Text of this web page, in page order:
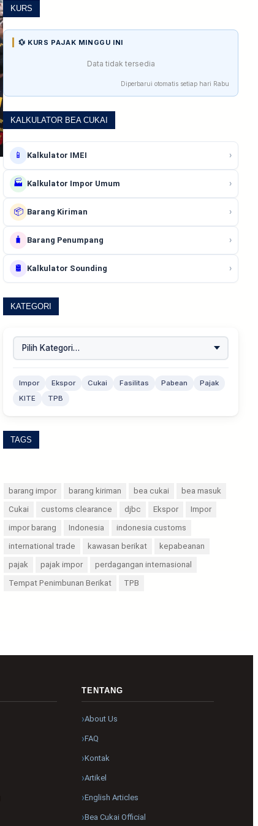
KURS
💱 KURS PAJAK MINGGU INI
Data tidak tersedia
Diperbarui otomatis setiap hari Rabu
KALKULATOR BEA CUKAI
📱 Kalkulator IMEI ›
🏭 Kalkulator Impor Umum ›
📦 Barang Kiriman ›
🧳 Barang Penumpang ›
🛢️ Kalkulator Sounding ›
KATEGORI
Impor Ekspor Cukai Fasilitas Pabean
Pajak
KITE
TPB
TAGS
barang impor barang kiriman bea cukai
bea masuk
Cukai
customs clearance djbc Ekspor
Impor
impor barang
Indonesia
indonesia customs
international trade
kawasan berikat
kepabeanan
pajak
pajak impor
perdagangan internasional
Tempat Penimbunan Berikat
TPB
TENTANG
About Us
FAQ
Kontak
Artikel
English Articles
Bea Cukai Official